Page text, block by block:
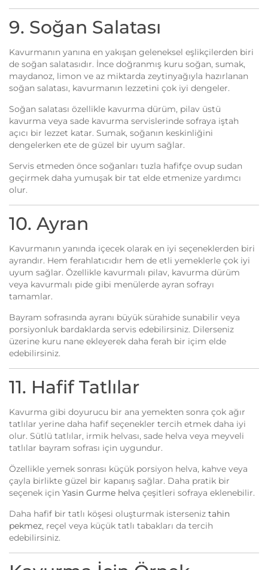
9. Soğan Salatası
Kavurmanın yanına en yakışan geleneksel eşlikçilerden biri
de soğan salatasıdır. İnce doğranmış kuru soğan, sumak,
maydanoz, limon ve az miktarda zeytinyağıyla hazırlanan
soğan salatası, kavurmanın lezzetini çok iyi dengeler.
Soğan salatası özellikle kavurma dürüm, pilav üstü
kavurma veya sade kavurma servislerinde sofraya iştah
açıcı bir lezzet katar. Sumak, soğanın keskinliğini
dengelerken ete de güzel bir uyum sağlar.
Servis etmeden önce soğanları tuzla hafifçe ovup sudan
geçirmek daha yumuşak bir tat elde etmenize yardımcı
olur.
10. Ayran
Kavurmanın yanında içecek olarak en iyi seçeneklerden biri
ayrandır. Hem ferahlatıcıdır hem de etli yemeklerle çok iyi
uyum sağlar. Özellikle kavurmalı pilav, kavurma dürüm
veya kavurmalı pide gibi menülerde ayran sofrayı
tamamlar.
Bayram sofrasında ayranı büyük sürahide sunabilir veya
porsiyonluk bardaklarda servis edebilirsiniz. Dilerseniz
üzerine kuru nane ekleyerek daha ferah bir içim elde
edebilirsiniz.
11. Hafif Tatlılar
Kavurma gibi doyurucu bir ana yemekten sonra çok ağır
tatlılar yerine daha hafif seçenekler tercih etmek daha iyi
olur. Sütlü tatlılar, irmik helvası, sade helva veya meyveli
tatlılar bayram sofrası için uygundur.
Özellikle yemek sonrası küçük porsiyon helva, kahve veya
çayla birlikte güzel bir kapanış sağlar. Daha pratik bir
seçenek için Yasin Gurme helva çeşitleri sofraya eklenebilir.
Daha hafif bir tatlı köşesi oluşturmak isterseniz tahin
pekmez, reçel veya küçük tatlı tabakları da tercih
edebilirsiniz.